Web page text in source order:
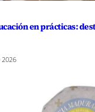
en prácticas:
2026